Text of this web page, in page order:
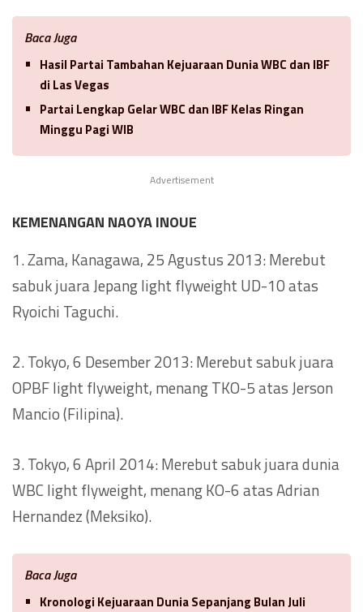
Baca Juga
Hasil Partai Tambahan Kejuaraan Dunia WBC dan IBF
di Las Vegas
Partai Lengkap Gelar WBC dan IBF Kelas Ringan
Minggu Pagi WIB
Advertisement
KEMENANGAN NAOYA INOUE
1. Zama, Kanagawa, 25 Agustus 2013: Merebut
sabuk juara Jepang light flyweight UD-10 atas
Ryoichi Taguchi.
2. Tokyo, 6 Desember 2013: Merebut sabuk juara
OPBF light flyweight, menang TKO-5 atas Jerson
Mancio (Filipina).
3. Tokyo, 6 April 2014: Merebut sabuk juara dunia
WBC light flyweight, menang KO-6 atas Adrian
Hernandez (Meksiko).
Baca Juga
Kronologi Kejuaraan Dunia Sepanjang Bulan Juli